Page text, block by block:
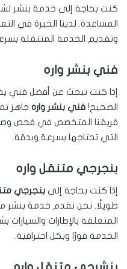
كنت بحاجة إلى خدمة بنشر
المساعدة. لدينا الخبرة في
وتقديم الخدمة المتنقلة
فني بنشر واره
إذا كنت تبحث عن أفضل فني
الصحيح! فني بنشر واره جاهز
فريقنا المتخصص في فحص
التي تحتاجها بسرعة وبدقة.
بنجرجي متنقل واره
إذا كنت بحاجة إلى بنجرجي
طويلًا. نحن نقدم خدمة بنشر
المتعلقة بالإطارات
الخدمة فورًا وبكل احترافية.